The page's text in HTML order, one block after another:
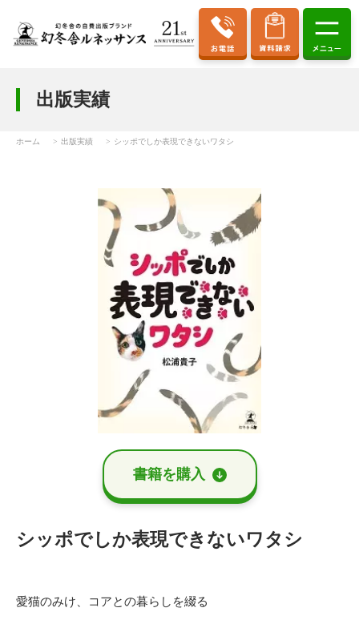
出版実績
ホーム 出版実績 シッポでしか表現できないワタシ
書籍を購⼊
シッポでしか表現できないワタシ
愛猫のみけ、コアとの暮らしを綴る